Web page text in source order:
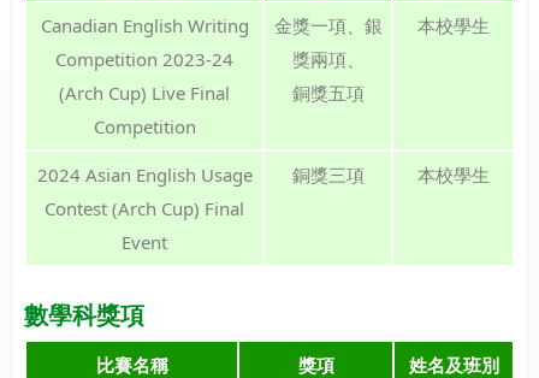
Canadian English Writing
Competition 2023-24
(Arch Cup) Live Final
Competition
金獎一項、銀
獎兩項、
銅獎五項
本校學生
2024 Asian English Usage
Contest (Arch Cup) Final
Event
銅獎三項 本校學生
數學科獎項
比賽名稱 獎項
姓名及班別